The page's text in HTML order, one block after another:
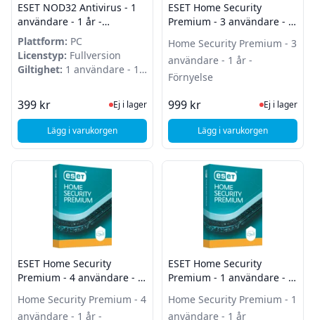
ESET NOD32 Antivirus - 1
användare - 1 år -
Förnyelse
Plattform: PC
Licenstyp: Fullversion
Giltighet: 1 användare - 1
399 kr Ej i lager, besök produktsidan för
Ej i lager
Lägg i varukorgen, ESET NOD32 Antivirus - 1 användare - 1 år - Förnyelse
ESET Home Security
Premium - 3 användare - 1
Home Security Premium - 3
användare - 1 år -
Förnyelse
999 kr Ej i lager,
Ej i lager
Lägg i varukorgen
, ESET Home
ESET Home Security
Premium - 4 användare - 1
Home Security Premium - 4
användare - 1 år -
ESET Home Security
Premium - 1 användare - 1
Home Security Premium - 1
användare - 1 år